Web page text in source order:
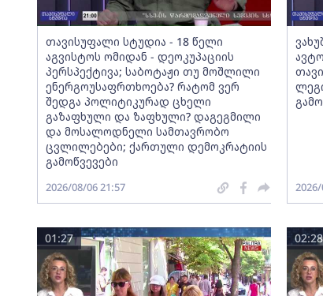
თავისუფალი სტუდია - 18 წელი
აგვისტოს ომიდან - დეოკუპაციის
პერსპექტივა; საბოტაჟი თუ მოშლილი
ენერგოუსაფრთხოება? რატომ ვერ
შედგა პოლიტიკურად ცხელი
გაზაფხული და ზაფხული? დაგეგმილი
და მოსალოდნელი სამთავრობო
ცვლილებები; ქართული დემოკრატიის
გამოწვევები
2026/08/06 21:57
01:27 02:28